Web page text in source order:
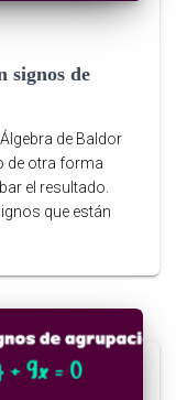
signos de
de Baldor
de otra forma
el resultado.
que están